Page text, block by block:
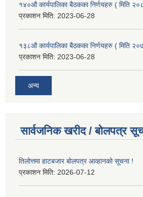
१४०औ कार्यपालिका बैठकका निर्णयहरु ( मिति
प्रकाशन मिति: 2023-06-28
१३८औ कार्यपालिका बैठकका निर्णयहरु ( मिति
प्रकाशन मिति: 2023-06-28
अन्य
सार्वजनिक खरीद / बोलपत्र
तिलोत्तमा हाटबजार बोलपत्र आव्हानको सूचना !
प्रकाशन मिति: 2026-07-12